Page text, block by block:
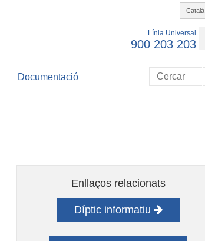
Català
Línia Universal
900 203 203
Documentació
Enllaços relacionats
Díptic informatiu